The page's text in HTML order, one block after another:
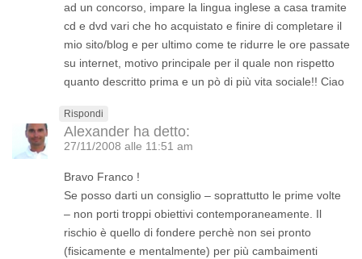
ad un concorso, impare la lingua inglese a casa tramite
cd e dvd vari che ho acquistato e finire di completare il
mio sito/blog e per ultimo come te ridurre le ore passate
su internet, motivo principale per il quale non rispetto
quanto descritto prima e un pò di più vita sociale!! Ciao
Rispondi
Alexander ha detto:
27/11/2008 alle 11:51 am
Bravo Franco !
Se posso darti un consiglio – soprattutto le prime volte
– non porti troppi obiettivi contemporaneamente. Il
rischio è quello di fondere perchè non sei pronto
(fisicamente e mentalmente) per più cambaimenti